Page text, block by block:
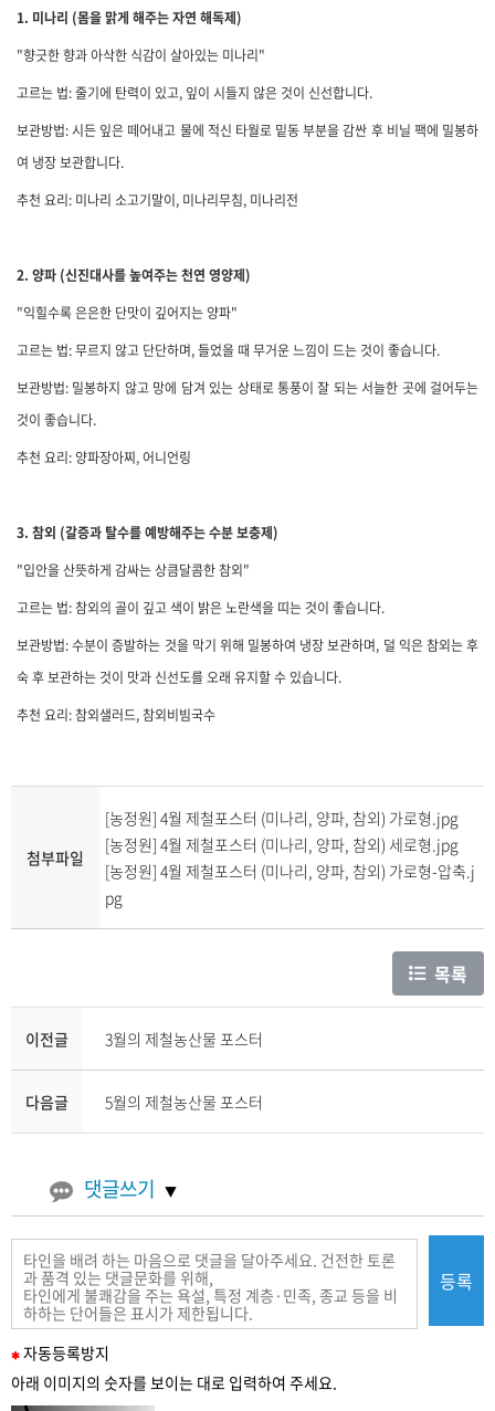
1. 미나리 (몸을 맑게 해주는 자연 해독제)
"향긋한 향과 아삭한 식감이 살아있는 미나리"
고르는 법: 줄기에 탄력이 있고, 잎이 시들지 않은 것이 신선합니다.
보관방법: 시든 잎은 떼어내고 물에 적신 타월로 밑동 부분을 감싼 후 비닐 팩에 밀봉하
여 냉장 보관합니다.
추천 요리: 미나리 소고기말이, 미나리무침, 미나리전
2. 양파 (신진대사를 높여주는 천연 영양제)
"익힐수록 은은한 단맛이 깊어지는 양파"
고르는 법: 무르지 않고 단단하며, 들었을 때 무거운 느낌이 드는 것이 좋습니다.
보관방법: 밀봉하지 않고 망에 담겨 있는 상태로 통풍이 잘 되는 서늘한 곳에 걸어두는
것이 좋습니다.
추천 요리: 양파장아찌, 어니언링
3. 참외 (갈증과 탈수를 예방해주는 수분 보충제)
"입안을 산뜻하게 감싸는 상큼달콤한 참외"
고르는 법: 참외의 골이 깊고 색이 밝은 노란색을 띠는 것이 좋습니다.
보관방법: 수분이 증발하는 것을 막기 위해 밀봉하여 냉장 보관하며, 덜 익은 참외는 후
숙 후 보관하는 것이 맛과 신선도를 오래 유지할 수 있습니다.
추천 요리: 참외샐러드, 참외비빔국수
첨부파일
[농정원] 4월 제철포스터 (미나리, 양파, 참외) 가로형.jpg
[농정원] 4월 제철포스터 (미나리, 양파, 참외) 세로형.jpg
[농정원] 4월 제철포스터 (미나리, 양파, 참외) 가로형-압축.j
pg
목록
이전글 3월의 제철농산물 포스터
다음글 5월의 제철농산물 포스터
댓글쓰기
필
수
자동등록방지
아래 이미지의 숫자를 보이는 대로 입력하여 주세요.
등록